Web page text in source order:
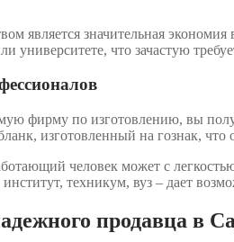
является значительная
университете, что зачастую
фирму по изготовлению, вы
изготовленный на гознак,
человек может с
техникум, вуз – дает
продавца в